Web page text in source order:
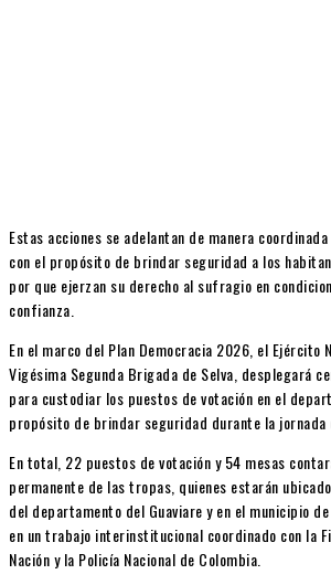
Estas acciones se adelantan de manera
con el propósito de brindar seguridad a los
por que ejerzan su derecho al sufragio en
confianza.
En el marco del Plan Democracia 2026, el Ejército
Vigésima Segunda Brigada de Selva, desplegará
para custodiar los puestos de votación en el
propósito de brindar seguridad durante la jornada
En total, 22 puestos de votación y 54 mesas
permanente de las tropas, quienes estarán
del departamento del Guaviare y en el municipio
en un trabajo interinstitucional coordinado con la
Nación y la Policía Nacional de Colombia.